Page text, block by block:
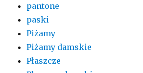
pantone
paski
Piżamy
Piżamy damskie
Płaszcze